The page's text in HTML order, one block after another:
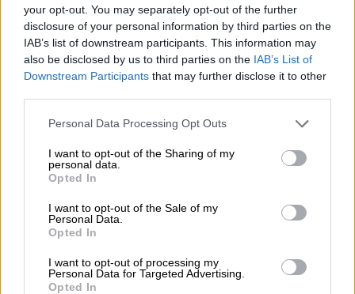
your opt-out. You may separately opt-out of the further
disclosure of your personal information by third parties on the
IAB’s list of downstream participants. This information may
also be disclosed by us to third parties on the IAB’s List of
Downstream Participants that may further disclose it to other
Please note that this website/app uses one or more Google
not limited to your visit or usage behaviour. You may click to
grant or deny consent to Google and its third-party tags to
use your data for below specified purposes in below Google
consent section.
Personal Data Processing Opt Outs
I want to opt-out of the Sharing of my
personal data.
Opted In
I want to opt-out of the Sale of my
Personal Data.
Opted In
I want to opt-out of processing my
Personal Data for Targeted Advertising.
Opted In
ΔΙΑΒΑΣΤΕ ΕΠΙΣΗΣ
Ελλάδα|05.06.2026 13:10
Ανατροπή στην Καλλιθέα: Οι
«διαρρήκτες» δεν μπήκαν ποτέ στο
σπίτι - Τους βρήκε στον δρόμο και
Ελλάδα|05.06.2026 14:08
Τροχαίο στην Καλλιθέα με νεκρό
28χρονο μοτοσικλετιστή: Το βίντεο -